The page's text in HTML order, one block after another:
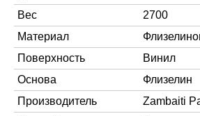
Вес
2700
Материал
Поверхность
Винил
Основа
Флизелин
Производитель
Zambaiti